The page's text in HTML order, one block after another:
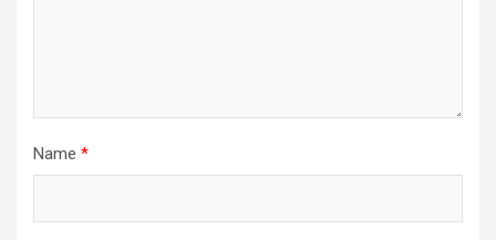
Name *